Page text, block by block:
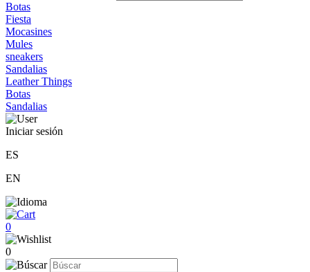
Botas
Fiesta
Mocasines
Mules
sneakers
Sandalias
Leather Things
Botas
Sandalias
Iniciar sesión
ES
EN
0
0